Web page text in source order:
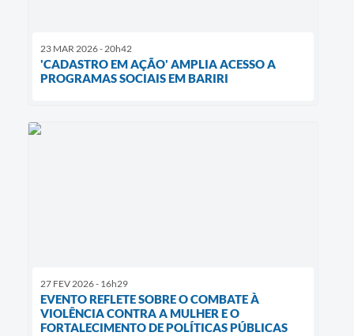
23 MAR 2026 - 20h42
'CADASTRO EM AÇÃO' AMPLIA ACESSO A
PROGRAMAS SOCIAIS EM BARIRI
27 FEV 2026 - 16h29
EVENTO REFLETE SOBRE O COMBATE À
VIOLÊNCIA CONTRA A MULHER E O
FORTALECIMENTO DE POLÍTICAS PÚBLICAS